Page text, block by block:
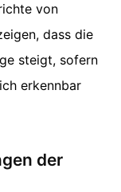
von
dass die
steigt, sofern
erkennbar
der